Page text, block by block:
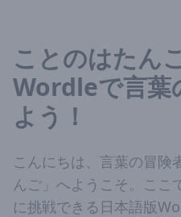
ことのはたん
Wordleで言葉
よう！
こんにちは、言葉の冒険
んご」へようこそ。ここ
に挑戦できる日本語版